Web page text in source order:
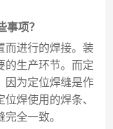
项？
而进行的焊接。装
的生产环节。而定
因为定位焊缝是作
焊使用的焊条、
全一致。